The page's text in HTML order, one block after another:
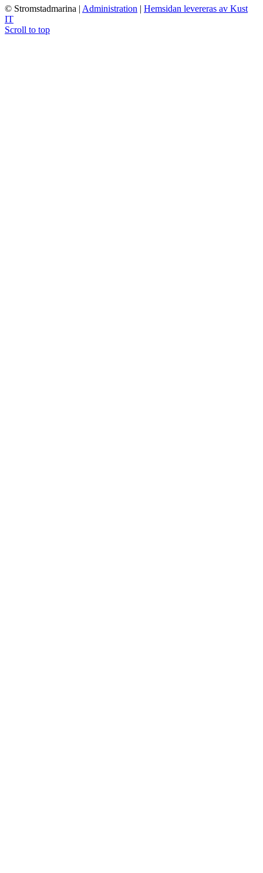
© Stromstadmarina | Administration | Hemsidan levereras av Kust
IT
Scroll to top